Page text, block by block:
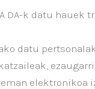
DA-k datu
datu
elektronikoa